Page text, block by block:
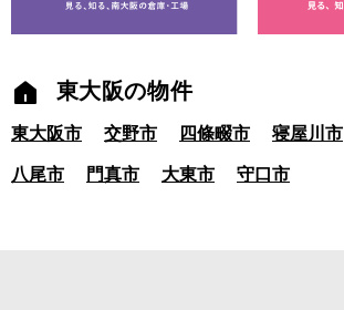
東大阪の物件
東大阪市 交野市 四條畷市 寝屋川市
八尾市 門真市 大東市 守口市